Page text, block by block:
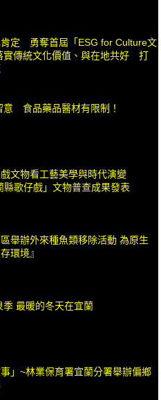
肯定 勇奪首屆「ESG for Culture文
實傳統文化價值、與在地共好 打
意 食品藥品醫材有限制！
文物看工藝美學與時代演變
歌仔戲」文物普查成果發表
區舉辦外來種魚類移除活動 為原生
環境』
季 最暖的冬天在宜蘭
」~林業保育署宜蘭分署舉辦偏鄉